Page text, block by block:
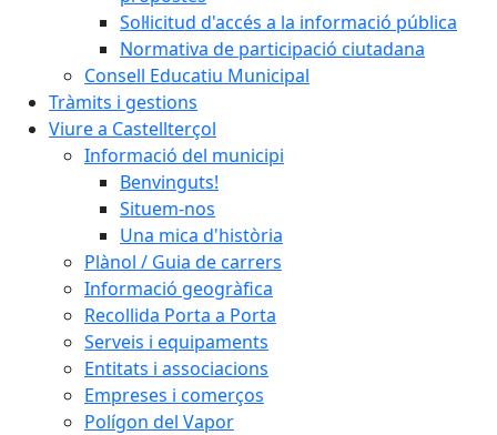
Sol·licitud d'accés a la informació pública
Normativa de participació ciutadana
Consell Educatiu Municipal
Tràmits i gestions
Viure a Castellterçol
Informació del municipi
Benvinguts!
Situem-nos
Una mica d'història
Plànol / Guia de carrers
Informació geogràfica
Recollida Porta a Porta
Serveis i equipaments
Entitats i associacions
Empreses i comerços
Polígon del Vapor